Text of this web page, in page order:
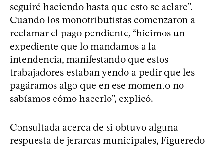
seguiré haciendo hasta que esto se aclare”.
Cuando los monotributistas comenzaron a
reclamar el pago pendiente, “hicimos un
expediente que lo mandamos a la
intendencia, manifestando que estos
trabajadores estaban yendo a pedir que les
pagáramos algo que en ese momento no
sabíamos cómo hacerlo”, explicó.
Consultada acerca de si obtuvo alguna
respuesta de jerarcas municipales, Figueredo